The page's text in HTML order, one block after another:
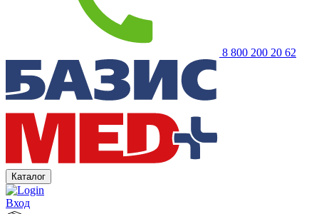
8 800 200 20 62
Каталог
Вход